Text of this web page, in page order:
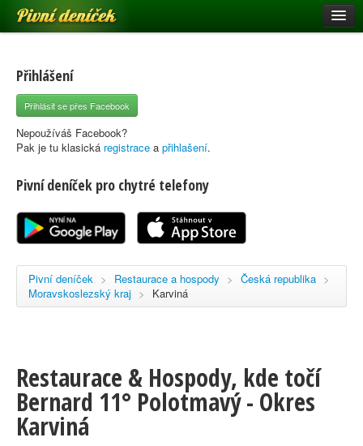
Pivní deníček
Pivní mapa
Pivní značky
Nápověda
Registrace
Přihlášení
Přihlásit se přes Facebook
Nepoužíváš Facebook?
Pak je tu klasická registrace a přihlašení.
Pivní deníček pro chytré telefony
Pivní deníček > Restaurace a hospody > Česká republika >
Moravskoslezský kraj > Karviná
Restaurace & Hospody, kde točí
Bernard 11° Polotmavý - Okres
Karviná